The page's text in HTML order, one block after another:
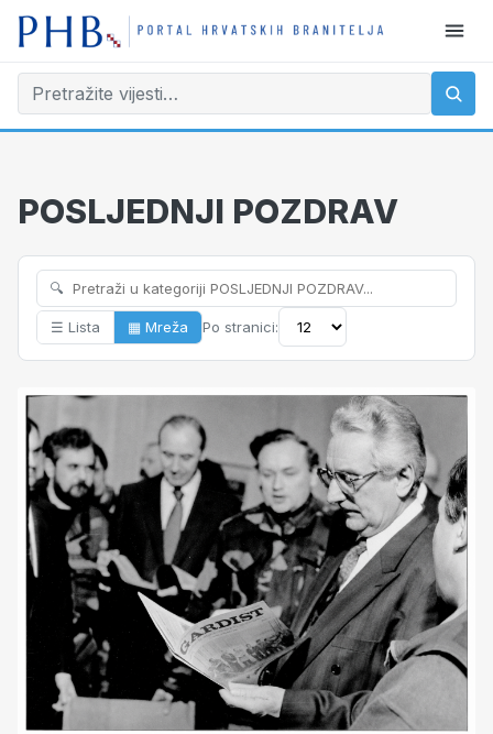
POSLJEDNJI POZDRAV
☰ Lista ▦ Mreža Po stranici:
🔍